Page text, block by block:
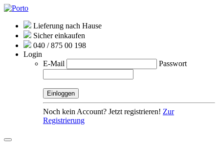
Lieferung nach Hause
Sicher einkaufen
040 / 875 00 198
Login
E-Mail
Passwort
Noch kein Account? Jetzt registrieren! Zur
Registrierung